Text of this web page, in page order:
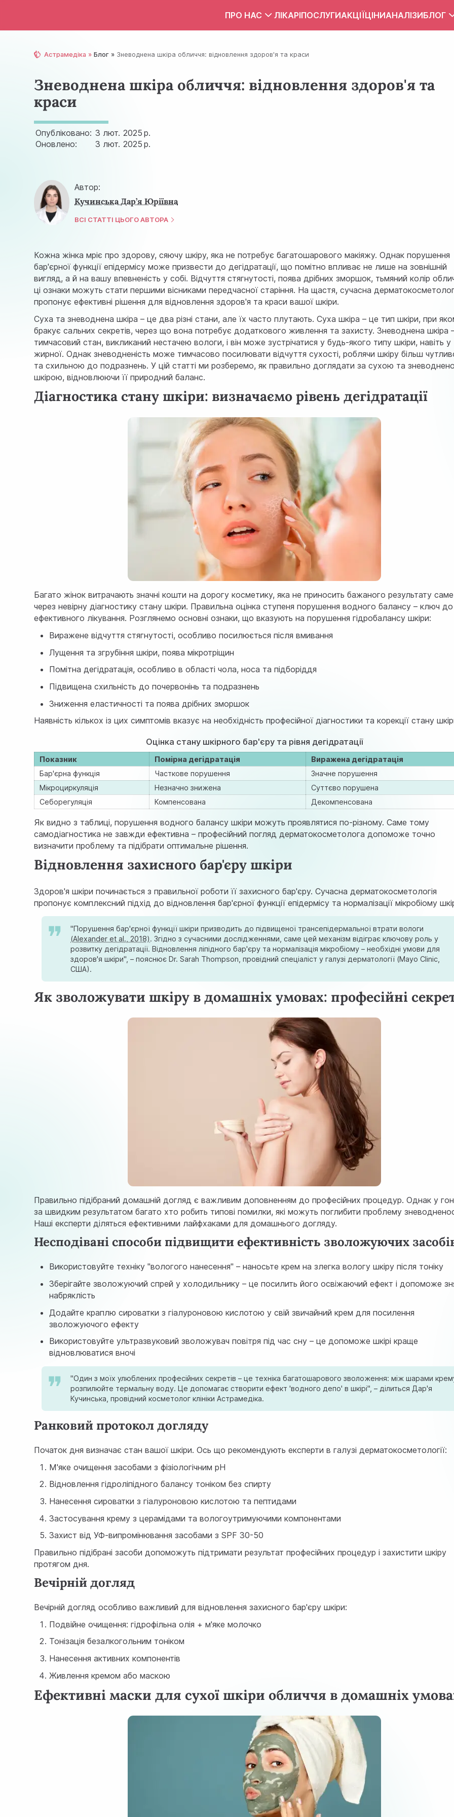
ПРО НАС
Контакти
Правила внутрішнього розпорядку
ЛІКАРІПОСЛУГИАКЦІЇЦІНИАНАЛІЗИБЛОГ
Астрамедіка Блог Зневоднена шкіра обличчя: відновлення здоров'я та краси
Зневоднена шкіра обличчя: відновлення здоров'я та
краси
Опубліковано: 3 лют. 2025 р.
Оновлено:
3 лют. 2025 р.
Автор:
Кучинська Дар’я Юріївна
ВСІ СТАТТІ ЦЬОГО АВТОРА
Кожна жінка мріє про здорову, сяючу шкіру, яка не потребує багатошарового макіяжу. Однак порушення
бар'єрної функції епідермісу може призвести до дегiдратацiї, що помітно впливає не лише на зовнішній
вигляд, а й на вашу впевненість у собі. Відчуття стягнутості, поява дрібних зморшок, тьмяний колір
ці ознаки можуть стати першими вісниками передчасної старіння. На щастя, сучасна
пропонує ефективні рішення для відновлення здоров'я та краси вашої шкіри.
Суха та зневоднена шкіра – це два різні стани, але їх часто плутають.Суха шкіра – це тип шкіри, при
бракує сальних секретів, через що вона потребує додаткового живлення та захисту. Зневоднена шкіра
тимчасовий стан, викликаний нестачею вологи, і він може зустрічатися у будь-якого типу шкіри, навіть у
жирної. Однак зневодненість може тимчасово посилювати відчуття сухості, роблячи шкіру більш
та схильною до подразнень. У цій статті ми розберемо, як правильно доглядати за сухою та
шкірою, відновлюючи її природний баланс.
Діагностика стану шкіри: визначаємо рівень дегiдратацiї
Багато жінок витрачають значні кошти на дорогу косметику, яка не приносить бажаного результату саме
через невірну діагностику стану шкіри. Правильна оцінка ступеня порушення водного балансу – ключ до
ефективного лікування. Розглянемо основні ознаки, що вказують на порушення гідробалансу шкіри:
Виражене відчуття стягнутості, особливо посилюється після вмивання
Лущення та згрубіння шкіри, поява мікротріщин
Помітна дегiдратацiя, особливо в області чола, носа та підборіддя
Підвищена схильність до почервонінь та подразнень
Зниження еластичності та поява дрібних зморшок
Наявність кількох із цих симптомів вказує на необхідність професійної діагностики та корекції стану
Оцінка стану шкірного бар'єру та рівня дегiдратацiї
Показник Помiрна дегiдратацiя
Виражена дегiдратацiя
Бар'єрна функція
Часткове порушення
Значне порушення
Мікроциркуляція
Незначно знижена
Суттєво порушена
Себорегуляція
Компенсована Декомпенсована
Як видно з таблиці, порушення водного балансу шкіри можуть проявлятися по-різному. Саме тому
самодіагностика не завжди ефективна – професійний погляд дерматокосметолога допоможе точно
визначити проблему та підібрати оптимальне рішення.
Відновлення захисного бар'єру шкіри
Здоров'я шкіри починається з правильної роботи її захисного бар'єру. Сучасна дерматокосметологія
пропонує комплексний підхід до відновлення бар'єрної функції епідермісу та нормалізації мікробіому
"Порушення бар'єрної функції шкіри призводить до підвищеної трансепідермальної втрати вологи
(Alexander et al., 2018). Згідно з сучасними дослідженнями, саме цей механізм відіграє ключову роль у
розвитку дегiдратацiї. Відновлення лiпiдного бар'єру та нормалізація мікробіому – необхідні умови для
здоров'я шкіри", – пояснює Dr. Sarah Thompson, провідний спеціаліст у галузі дерматології (Mayo Clinic,
США).
Як зволожувати шкіру в домашніх умовах: професійні
Правильно підібраний домашній догляд є важливим доповненням до професійних процедур. Однак у
за швидким результатом багато хто робить типові помилки, які можуть поглибити проблему
Наші експерти діляться ефективними лайфхаками для домашнього догляду.
Несподівані способи підвищити ефективність зволожуючих
Використовуйте техніку "вологого нанесення" – наносьте крем на злегка вологу шкіру після тоніку
Зберігайте зволожуючий спрей у холодильнику – це посилить його освіжаючий ефект і допоможе
набряклість
Додайте краплю сироватки з гіалуроновою кислотою у свій звичайний крем для посилення
зволожуючого ефекту
Використовуйте ультразвуковий зволожувач повітря під час сну – це допоможе шкірі краще
відновлюватися вночі
"Один з моїх улюблених професійних секретів – це техніка багатошарового зволоження: між шарами
розпилюйте термальну воду. Це допомагає створити ефект 'водного депо' в шкірі", – ділиться Дар'я
Кучинська, провідний косметолог клініки Астрамедiка.
Ранковий протокол догляду
Початок дня визначає стан вашої шкіри. Ось що рекомендують експерти в галузі дерматокосметології:
М'яке очищення засобами з фізіологічним pH
Відновлення гідроліпідного балансу тоніком без спирту
Нанесення сироватки з гіалуроновою кислотою та пептидами
Застосування крему з церамідами та вологоутримуючими компонентами
Захист від УФ-випромінювання засобами з SPF 30-50
Правильно підібрані засоби допоможуть підтримати результат професійних процедур і захистити шкіру
протягом дня.
Вечірній догляд
Вечірній догляд особливо важливий для відновлення захисного бар'єру шкіри:
Подвійне очищення: гідрофільна олія + м'яке молочко
Тонізація безалкогольним тоніком
Нанесення активних компонентів
Живлення кремом або маскою
Ефективні маски для сухої шкіри обличчя в домашніх